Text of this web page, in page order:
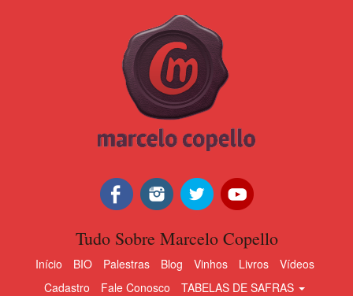
Tudo Sobre Marcelo Copello
Início BIO Palestras Blog Vinhos Livros
Vídeos
Cadastro
Fale Conosco TABELAS DE SAFRAS